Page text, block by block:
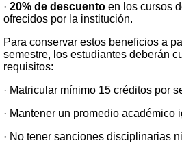
· 20% de descuentoen los cursos
ofrecidos por la institución.
Para conservar estos beneficios a
semestre, los estudiantes deberán
requisitos:
· Matricular mínimo 15 créditos por
· Mantener un promedio académico
· No tener sanciones disciplinarias